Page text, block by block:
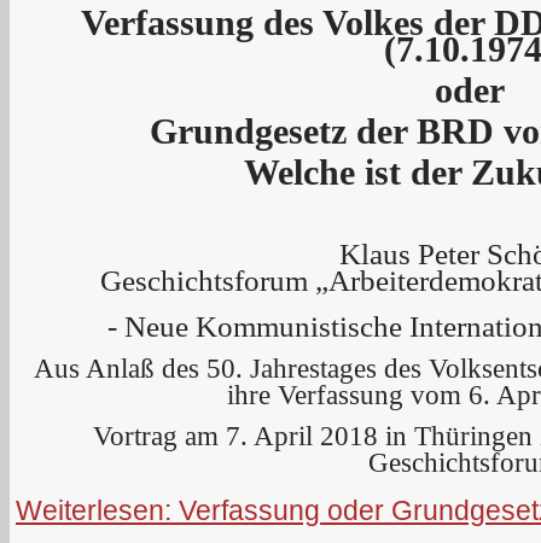
Verfassung des Volkes der
oder
Grundgesetz der BRD
Welche ist der
Klaus Peter
Geschichtsforum
- Neue Kommunistische
Aus Anlaß des 50. Jahrestages des
ihre Verfassung vom 6.
Vortrag am 7. April 2018 in Thüringen
Weiterlesen: Verfassung oder